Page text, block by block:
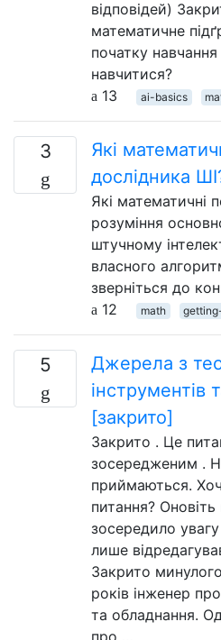
відповідей)
математичне
початку
навчитися?
13
ai-basics
3
Які
дослідника
Які математичні
розуміння
штучному
власного
зверніться до
12
math
5
Джерела з
інструментів
[закрито]
Закрито . Це
зосередженим .
приймаються.
питання?
зосередило
лише
Закрито
років інженер
та обладнання.
про …